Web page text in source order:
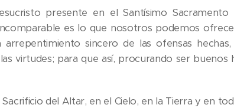
presente en el Santísimo Sacramento
es lo que nosotros podemos
sincero de las ofensas hechas,
virtudes; para que así, procurando ser buenos
del Altar, en el Cielo, en la Tierra y en